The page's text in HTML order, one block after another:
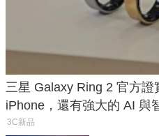
三星 Galaxy Ring 2 官方證
iPhone，還有強大的 AI 與
3C新品